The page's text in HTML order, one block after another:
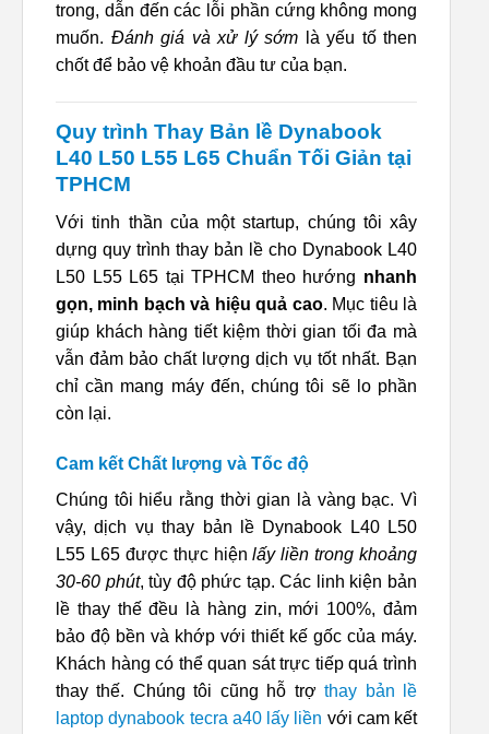
trong, dẫn đến các lỗi phần cứng không mong
muốn. Đánh giá và xử lý sớm là yếu tố then
chốt để bảo vệ khoản đầu tư của bạn.
Quy trình Thay Bản lề Dynabook
L40 L50 L55 L65 Chuẩn Tối Giản tại
TPHCM
Với tinh thần của một startup, chúng tôi xây
dựng quy trình thay bản lề cho Dynabook L40
L50 L55 L65 tại TPHCM theo hướng nhanh
gọn, minh bạch và hiệu quả cao. Mục tiêu là
giúp khách hàng tiết kiệm thời gian tối đa mà
vẫn đảm bảo chất lượng dịch vụ tốt nhất. Bạn
chỉ cần mang máy đến, chúng tôi sẽ lo phần
còn lại.
Cam kết Chất lượng và Tốc độ
Chúng tôi hiểu rằng thời gian là vàng bạc. Vì
vậy, dịch vụ thay bản lề Dynabook L40 L50
L55 L65 được thực hiệnlấy liền trong khoảng
30-60 phút, tùy độ phức tạp. Các linh kiện bản
lề thay thế đều là hàng zin, mới 100%, đảm
bảo độ bền và khớp với thiết kế gốc của máy.
Khách hàng có thể quan sát trực tiếp quá trình
thay thế. Chúng tôi cũng hỗ trợthay bản lề
laptop dynabook tecra a40 lấy liền với cam kết